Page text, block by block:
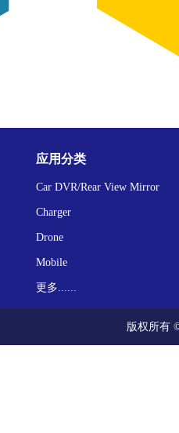
应用分类
Car DVR/Rear View Mirror
Charger
Drone
Mobile
更多......
版权所有